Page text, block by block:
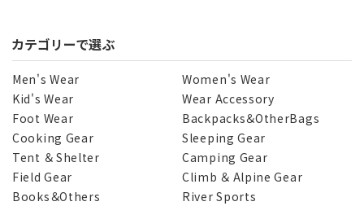
カテゴリーで選ぶ
Men's Wear
Women's Wear
Kid's Wear
Wear Accessory
Foot Wear
Backpacks＆OtherBags
Cooking Gear
Sleeping Gear
Tent ＆ Shelter
Camping Gear
Field Gear
Climb ＆ Alpine Gear
Books＆Others
River Sports